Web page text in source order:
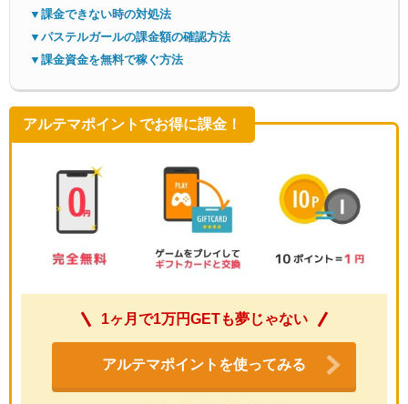
▼課金できない時の対処法
▼パステルガールの課金額の確認方法
▼課金資金を無料で稼ぐ方法
アルテマポイントでお得に課金！
1ヶ月で1万円GETも夢じゃない
アルテマポイントを使ってみる